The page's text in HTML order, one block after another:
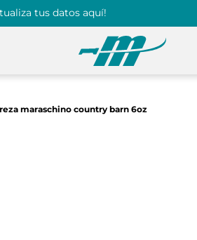
tus datos aquí!
maraschino country barn 6oz